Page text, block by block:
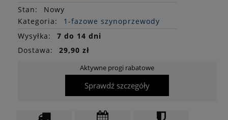
Stan:
Nowy
Kategoria:
1-fazowe szynoprzewody
Wysyłka:
7 do 14 dni
Dostawa:
29,90 zł
Aktywne progi rabatowe
Sprawdź szczegóły